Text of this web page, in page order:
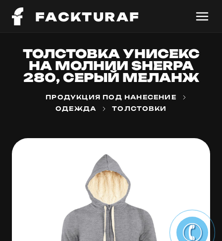
FACKTURAF
ТОЛСТОВКА УНИСЕКС
НА МОЛНИИ SHERPA
280, СЕРЫЙ МЕЛАНЖ
ПРОДУКЦИЯ ПОД НАНЕСЕНИЕ
ОДЕЖДА
ТОЛСТОВКИ